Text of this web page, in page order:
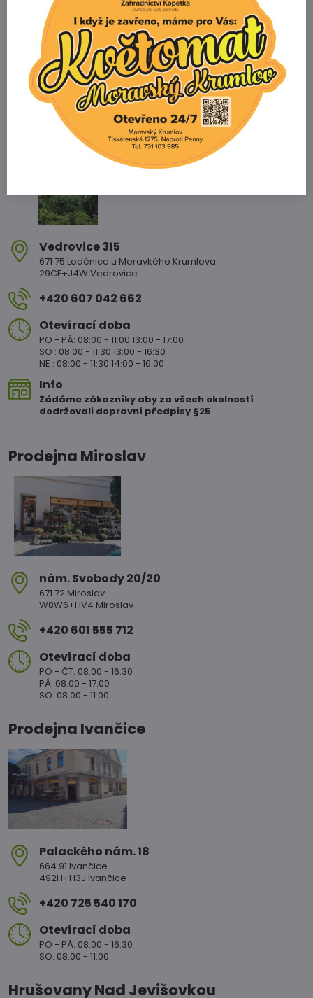
Prodejna
+420 607 042 662
Email
info@zahradnictvikopetka.cz
Zahradnictví Vedrovice
Vedrovice 315
671 75 Loděnice u Moravkého Krumlova
29CF+J4W Vedrovice
+420 607 042 662
Otevírací doba
PO - PÁ: 08:00 - 11:00 13:00 - 17:00
SO : 08:00 - 11:30 13:00 - 16:30
NE : 08:00 - 11:30 14:00 - 16:00
Info
Žádáme zákazníky aby za všech okolností
dodržovali dopravní předpisy §25
Prodejna Miroslav
nám​. Svobody 20/20
671 72 Miroslav
W8W6+HV4 Miroslav
+420 601 555 712
Otevírací doba
PO - ČT: 08:00 - 16:30
PÁ: 08:00 - 17:00
SO: 08:00 - 11:00
Prodejna Ivančice
Palackého nám​. 18
664 91 Ivančice
492H+H3J Ivančice
+420 725 540 170
Otevírací doba
PO - PÁ: 08:00 - 16:30
SO: 08:00 - 11:00
Hrušovany Nad Jevišovkou